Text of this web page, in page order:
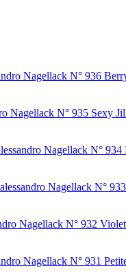
Nagellack N° 936
Nagellack N° 935 Sexy
Nagellack N° 934
alessandro Nagellack N°
Nagellack N° 932
Nagellack N° 931